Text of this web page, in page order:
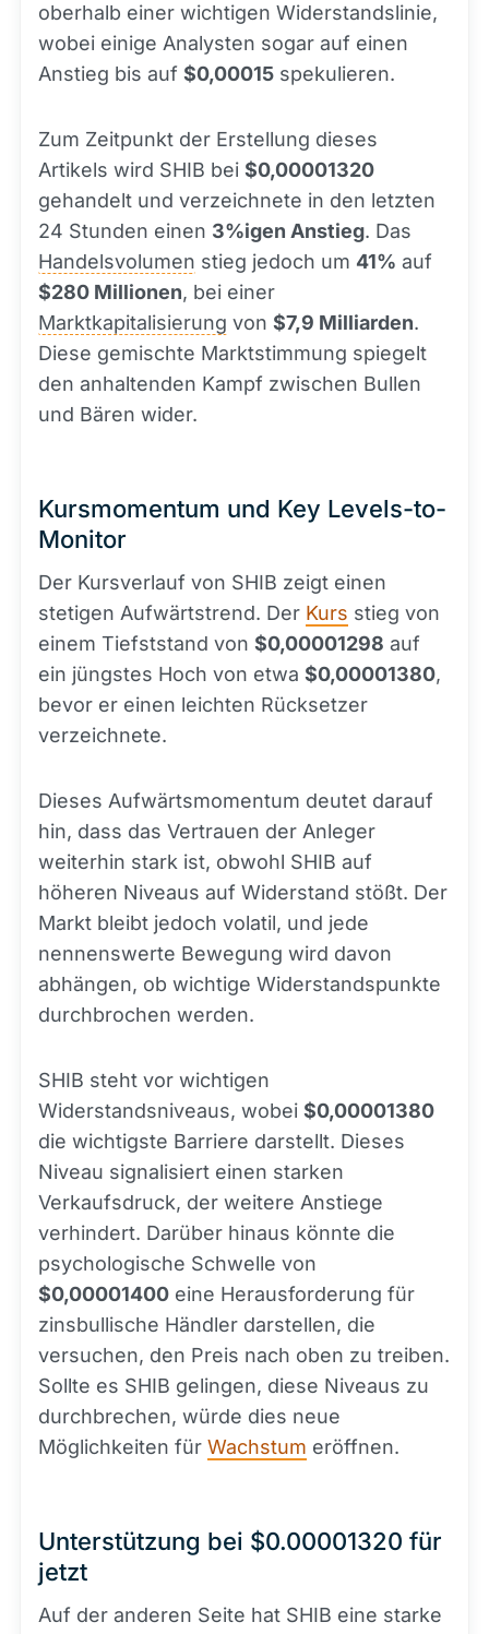
oberhalb einer wichtigen Widerstandslinie,
wobei einige Analysten sogar auf einen
Anstieg bis auf $0,00015 spekulieren.
Zum Zeitpunkt der Erstellung dieses
Artikels wird SHIB bei $0,00001320
gehandelt und verzeichnete in den letzten
24 Stunden einen 3%igen Anstieg. Das
Handelsvolumen stieg jedoch um 41% auf
$280 Millionen, bei einer
Marktkapitalisierung von $7,9 Milliarden.
Diese gemischte Marktstimmung spiegelt
den anhaltenden Kampf zwischen Bullen
und Bären wider.
Kursmomentum und Key Levels-to-
Monitor
Der Kursverlauf von SHIB zeigt einen
stetigen Aufwärtstrend. Der Kurs stieg von
einem Tiefststand von $0,00001298 auf
ein jüngstes Hoch von etwa $0,00001380,
bevor er einen leichten Rücksetzer
verzeichnete.
Dieses Aufwärtsmomentum deutet darauf
hin, dass das Vertrauen der Anleger
weiterhin stark ist, obwohl SHIB auf
höheren Niveaus auf Widerstand stößt. Der
Markt bleibt jedoch volatil, und jede
nennenswerte Bewegung wird davon
abhängen, ob wichtige Widerstandspunkte
durchbrochen werden.
SHIB steht vor wichtigen
Widerstandsniveaus, wobei $0,00001380
die wichtigste Barriere darstellt. Dieses
Niveau signalisiert einen starken
Verkaufsdruck, der weitere Anstiege
verhindert. Darüber hinaus könnte die
psychologische Schwelle von
$0,00001400 eine Herausforderung für
zinsbullische Händler darstellen, die
versuchen, den Preis nach oben zu treiben.
Sollte es SHIB gelingen, diese Niveaus zu
durchbrechen, würde dies neue
Möglichkeiten für Wachstum eröffnen.
Unterstützung bei $0.00001320 für
jetzt
Auf der anderen Seite hat SHIB eine starke